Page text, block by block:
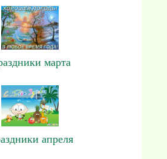
марта
апреля